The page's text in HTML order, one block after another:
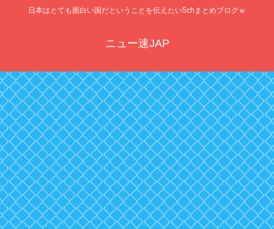
日本はとても面白い国だということを伝えたい5chまとめブログｗ
ニュー速JAP